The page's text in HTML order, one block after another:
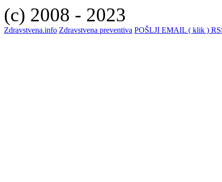
(c) 2008 - 2023
Zdravstvena.info Zdravstvena preventiva POŠLJI EMAIL ( klik )